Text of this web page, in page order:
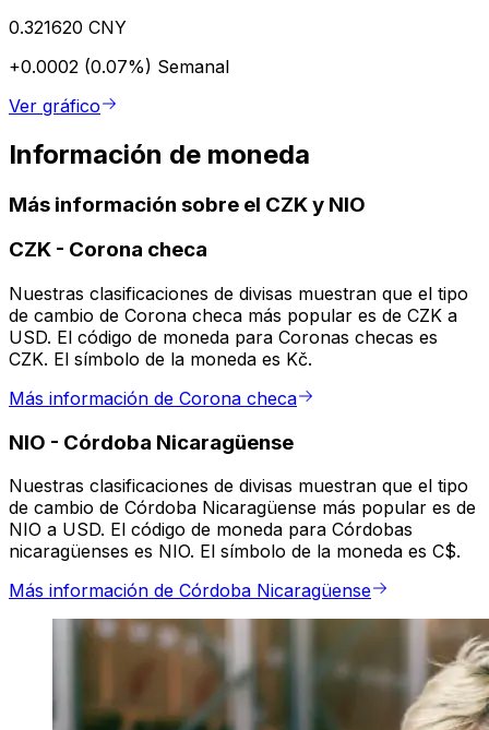
0.321620 CNY
+0.0002 (0.07%) Semanal
Ver gráfico
Información de moneda
Más información sobre el CZK y NIO
CZK - Corona checa
Nuestras clasificaciones de divisas muestran que el tipo
de cambio de Corona checa más popular es de CZK a
USD. El código de moneda para Coronas checas es
CZK. El símbolo de la moneda es Kč.
Más información de Corona checa
NIO - Córdoba Nicaragüense
Nuestras clasificaciones de divisas muestran que el tipo
de cambio de Córdoba Nicaragüense más popular es de
NIO a USD. El código de moneda para Córdobas
nicaragüenses es NIO. El símbolo de la moneda es C$.
Más información de Córdoba Nicaragüense